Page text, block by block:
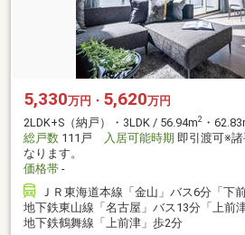
5,330万円・ 5,620万円
2LDK+S（納戸）・3LDK / 56.94m2 ・
総戸数 111戸 入居可能時期 即引渡可※
なります。
価格帯 -
ＪＲ東海道本線「金山」バス6分「下
地下鉄東山線「名古屋」バス13分「上前
地下鉄鶴舞線「上前津」歩2分